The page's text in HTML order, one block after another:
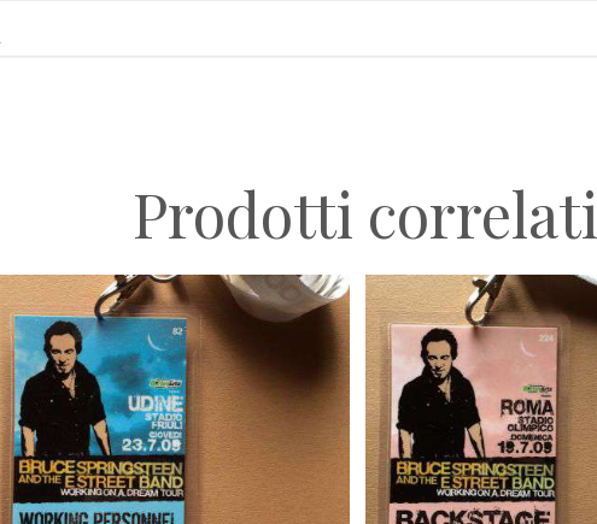
Prodotti correlati